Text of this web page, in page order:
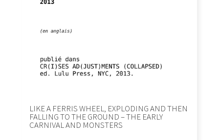
LIKE A FERRIS WHEEL, EXPLODING AND THEN
FALLING TO THE GROUND – THE EARLY
CARNIVAL AND MONSTERS